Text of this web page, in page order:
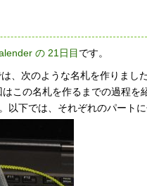
の 21日目 です。
、次のような名札を作りまし
この名札を作るまでの過程
以下では、それぞれのパートに